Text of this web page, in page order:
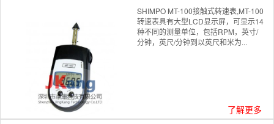
SHIMPO MT-100接触式转速表,MT-100
转速表具有大型LCD显示屏，可显示14
种不同的测量单位，包括RPM，英寸/
分钟，英尺/分钟到以英尺和米为...
了解更多